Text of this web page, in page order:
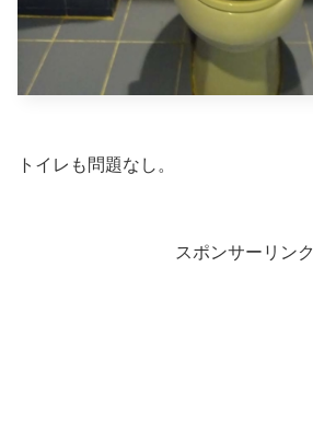
トイレも問題なし。
スポンサーリンク